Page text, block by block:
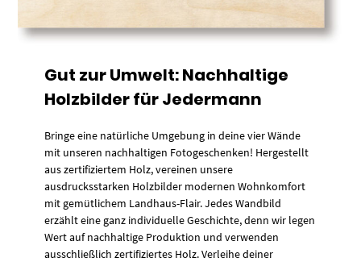
Gut zur Umwelt: Nachhaltige
Holzbilder für Jedermann
Bringe eine natürliche Umgebung in deine vier Wände
mit unseren nachhaltigen Fotogeschenken! Hergestellt
aus zertifiziertem Holz, vereinen unsere
ausdrucksstarken Holzbilder modernen Wohnkomfort
mit gemütlichem Landhaus-Flair. Jedes Wandbild
erzählt eine ganz individuelle Geschichte, denn wir legen
Wert auf nachhaltige Produktion und verwenden
ausschließlich zertifiziertes Holz. Verleihe deiner